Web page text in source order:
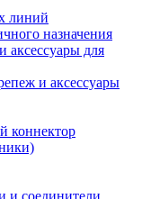
линий
назначения
аксессуары для
и аксессуары
коннектор
и соединители